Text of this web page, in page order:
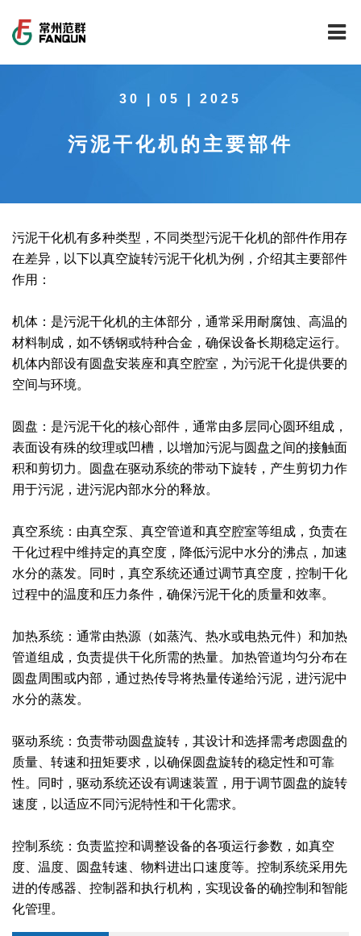
公司荣誉
范群文化
载体催化剂全自动生产线系列
回转圆筒干燥焙烧系列
喷雾干燥机系列
带式干燥焙烧系列
真空干燥系列
圆盘干燥机系列
桨叶式干燥系列
载体干燥系列
滚筒干燥系列
烘箱干燥系列
管束干燥系列
新能源新材料行业
制药行业
环保行业
化工行业
技术中心
工程实验室
质量监督技术中心
新闻中心
行业新闻
技术专栏
常见问题
社会责任
全球契约组织成员
公共责任
节能环保
公益支持
社会责任报告
社会责任
绿色发展
绿色工厂
绿色供应链
人才招聘
联系我们
联系我们
30 | 05 | 2025
污泥干化机的主要部件
污泥干化机有多种类型，不同类型污泥干化机的部件作用存
在差异，以下以真空旋转污泥干化机为例，介绍其主要部件
作用：
机体：是污泥干化机的主体部分，通常采用耐腐蚀、高温的
材料制成，如不锈钢或特种合金，确保设备长期稳定运行。
机体内部设有圆盘安装座和真空腔室，为污泥干化提供要的
空间与环境。
圆盘：是污泥干化的核心部件，通常由多层同心圆环组成，
表面设有殊的纹理或凹槽，以增加污泥与圆盘之间的接触面
积和剪切力。圆盘在驱动系统的带动下旋转，产生剪切力作
用于污泥，进污泥内部水分的释放。
真空系统：由真空泵、真空管道和真空腔室等组成，负责在
干化过程中维持定的真空度，降低污泥中水分的沸点，加速
水分的蒸发。同时，真空系统还通过调节真空度，控制干化
过程中的温度和压力条件，确保污泥干化的质量和效率。
加热系统：通常由热源（如蒸汽、热水或电热元件）和加热
管道组成，负责提供干化所需的热量。加热管道均匀分布在
圆盘周围或内部，通过热传导将热量传递给污泥，进污泥中
水分的蒸发。
驱动系统：负责带动圆盘旋转，其设计和选择需考虑圆盘的
质量、转速和扭矩要求，以确保圆盘旋转的稳定性和可靠
性。同时，驱动系统还设有调速装置，用于调节圆盘的旋转
速度，以适应不同污泥特性和干化需求。
控制系统：负责监控和调整设备的各项运行参数，如真空
度、温度、圆盘转速、物料进出口速度等。控制系统采用先
进的传感器、控制器和执行机构，实现设备的确控制和智能
化管理。